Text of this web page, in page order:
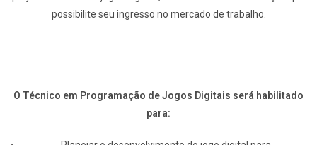
possibilite seu ingresso no mercado de trabalho.
O Técnico em Programação de Jogos Digitais será habilitado
para: